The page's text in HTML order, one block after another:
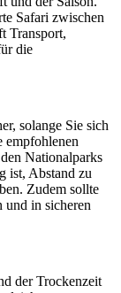
Safari zwischen
Transport,
die
solange Sie sich
empfohlenen
Nationalparks
ist, Abstand zu
Zudem sollte
und in sicheren
der Trockenzeit